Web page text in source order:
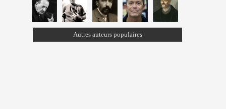
Autres auteurs populaires